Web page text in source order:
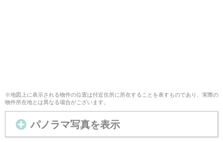
※地図上に表示される物件の位置は付近住所に所在することを表すものであり、実際の
物件所在地とは異なる場合がございます。
パノラマ写真を表示